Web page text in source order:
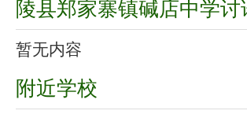
陵县郑家寨镇碱店中学讨
暂无内容
附近学校